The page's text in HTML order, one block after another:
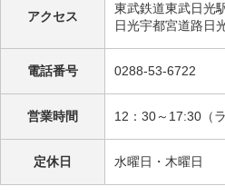
アクセス
東武鉄道東武日光
日光宇都宮道路日
電話番号 0288-53-6722
営業時間 12：30～17:30（
定休日 水曜日・木曜日